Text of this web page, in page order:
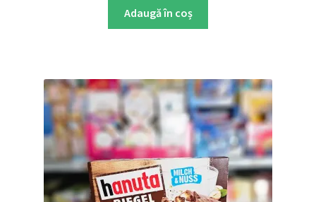
Adaugă în coș